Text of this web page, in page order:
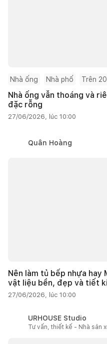
Nhà ống Nhà phố Trên
Nhà ống vẫn thoáng và
đặc rỗng
27/06/2026, lúc 10:00
Quân Hoàng
Nên làm tủ bếp nhựa hay
vật liệu bền, đẹp và tiết
27/06/2026, lúc 10:00
URHOUSE Studio
Tư vấn, thiết kế - Nhà sản